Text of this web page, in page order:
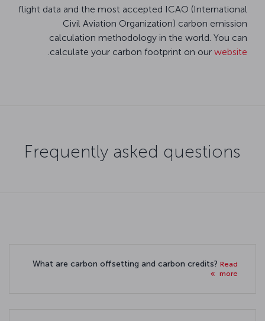
flight data and the most accepted ICAO (International
Civil Aviation Organization) carbon emission
calculation methodology in the world. You can
calculate your carbon footprint on our website
.
Frequently asked questions
What are carbon offsetting and carbon credits? Read
more